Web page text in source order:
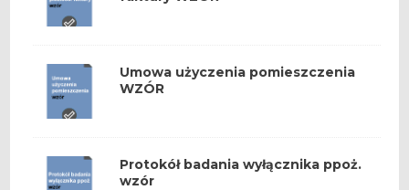
Umowa użyczenia pomieszczenia
WZÓR
Protokół badania wyłącznika ppoż.
wzór